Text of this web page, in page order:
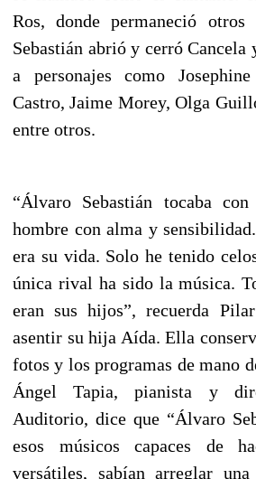
Ros, donde permaneció
Sebastián abrió y cerró
a personajes como
Castro, Jaime Morey, Olga
entre otros.
“Álvaro Sebastián tocaba
hombre con alma y
era su vida. Solo he tenido
única rival ha sido la música.
eran sus hijos”, recuerda
asentir su hija Aída. Ella
fotos y los programas de mano
Ángel Tapia, pianista y
Auditorio, dice que “Álvaro
esos músicos capaces de
versátiles, sabían arreglar